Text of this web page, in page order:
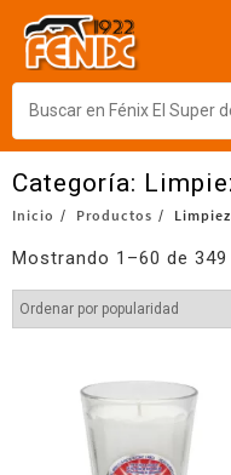
Categoría:
Inicio Productos
Mostrando 1–60 de